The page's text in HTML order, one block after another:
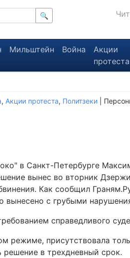
🔍
Мильштейн Война
Акции
протеста
, Акции протеста, Политзеки |
в Санкт-Петербурге
вынес во вторник
Как сообщил
вынесено с грубыми
справедливого
режиме, присутствовала
в трехдневный срок.